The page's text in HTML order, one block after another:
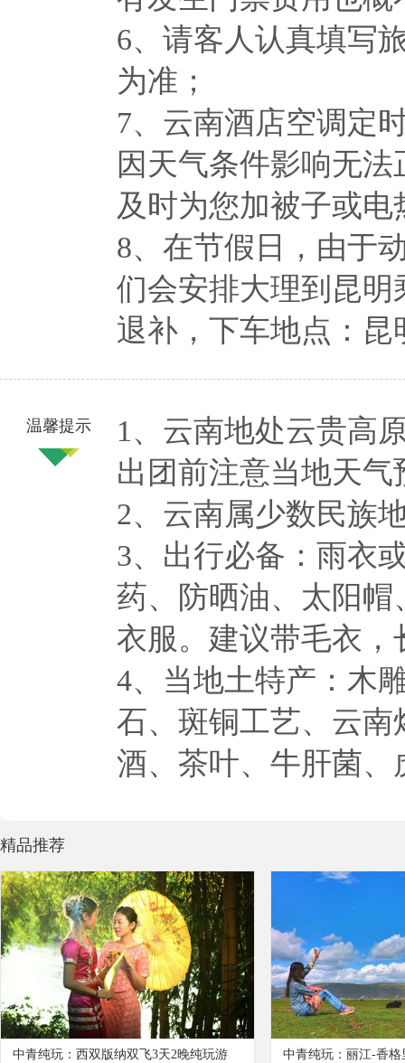
6、请客人认真填写
为准；
7、云南酒店空调定
因天气条件影响无
及时为您加被子或电
8、在节假日，由于
们会安排大理到昆
退补，下车地点：昆
温馨提示
1、云南地处云贵高
出团前注意当地天气
2、云南属少数民族
3、出行必备：雨衣
药、防晒油、太阳
衣服。建议带毛衣
4、当地土特产：木
石、斑铜工艺、云
酒、茶叶、牛肝菌
精品推荐
中青纯玩：西双版纳双飞3天2晚纯玩游 中青纯玩：丽江-香